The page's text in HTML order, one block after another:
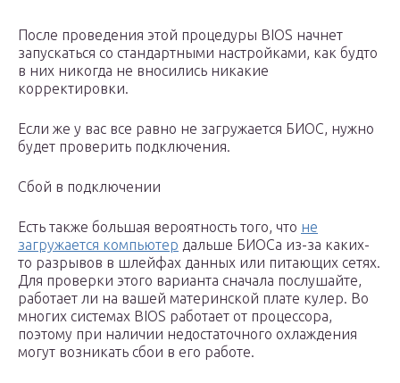
После проведения этой процедуры BIOS начнет
запускаться со стандартными настройками, как будто
в них никогда не вносились никакие
корректировки.
Если же у вас все равно не загружается БИОС, нужно
будет проверить подключения.
Сбой в подключении
Есть также большая вероятность того, что не
загружается компьютер дальше БИОСа из-за каких-
то разрывов в шлейфах данных или питающих сетях.
Для проверки этого варианта сначала послушайте,
работает ли на вашей материнской плате кулер. Во
многих системах BIOS работает от процессора,
поэтому при наличии недостаточного охлаждения
могут возникать сбои в его работе.